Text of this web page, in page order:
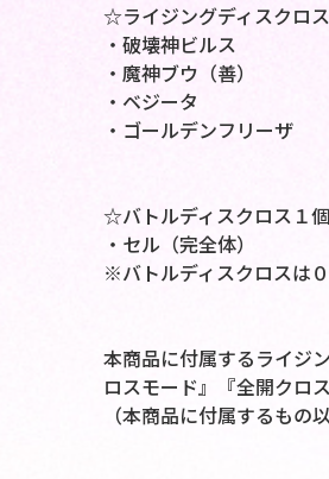
☆ライジングディスクロ
・破壊神ビルス
・魔神ブウ（善）
・ベジータ
・ゴールデンフリーザ
☆バトルディスクロス１
・セル（完全体）
※バトルディスクロスは０
本商品に付属するライジ
ロスモード』『全開クロ
（本商品に付属するもの